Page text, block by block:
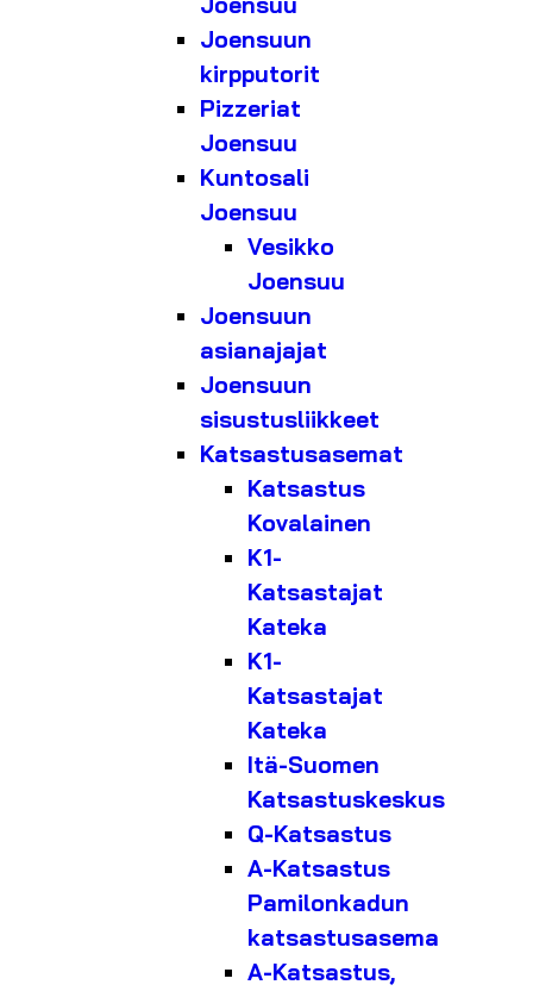
Joensuun
kirpputorit
Pizzeriat
Joensuu
Kuntosali
Joensuu
Vesikko
Joensuu
Joensuun
asianajajat
Joensuun
sisustusliikkeet
Katsastusasemat
Katsastus
Kovalainen
K1-
Katsastajat
Kateka
K1-
Katsastajat
Kateka
Itä-Suomen
Katsastuskeskus
Q-Katsastus
A-Katsastus
Pamilonkadun
katsastusasema
A-Katsastus,